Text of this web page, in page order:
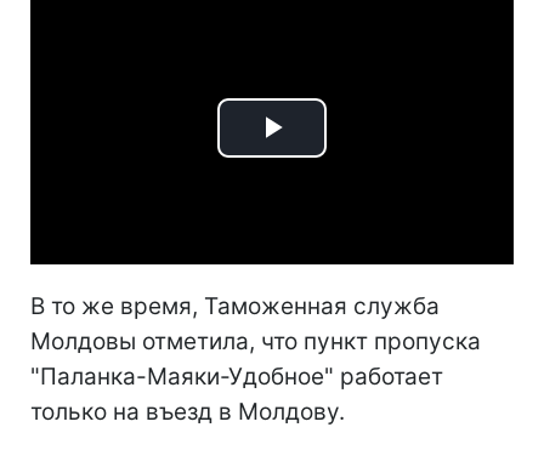
Play
В то же время, Таможенная служба
Молдовы отметила, что пункт пропуска
"Паланка-Маяки-Удобное" работает
только на въезд в Молдову.